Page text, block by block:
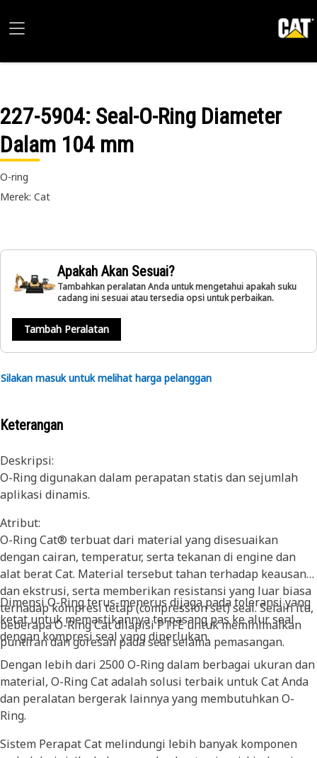
227-5904: Seal-O-Ring Diameter
Dalam 104 mm
O-ring
Merek: Cat
Apakah Akan Sesuai?
Tambahkan peralatan Anda untuk mengetahui apakah suku
cadang ini sesuai atau tersedia opsi untuk perbaikan.
Tambah Peralatan
Silakan masuk untuk melihat harga pelanggan
Keterangan
Deskripsi:
O-Ring digunakan dalam perapatan statis dan sejumlah
aplikasi dinamis.
Atribut:
O-Ring Cat® terbuat dari material yang disesuaikan
dengan cairan, temperatur, serta tekanan di engine dan
alat berat Cat. Material tersebut tahan terhadap keausan
dan ekstrusi, serta memberikan resistansi yang luar biasa
terhadap kompresi tetap (compression set) seal. Selain itu,
beberapa O-Ring Cat dilapisi PTFE untuk meminimalkan
puntiran dan goresan pada seal selama pemasangan.
Dimensi O-Ring terus-menerus dijaga pada toleransi yang
ketat untuk memastikannya terpasang pas ke alur seal
dengan kompresi seal yang diperlukan.
Dengan lebih dari 2500 O-Ring dalam berbagai ukuran dan
material, O-Ring Cat adalah solusi terbaik untuk Cat Anda
dan peralatan bergerak lainnya yang membutuhkan O-
Ring.
Sistem Perapat Cat melindungi lebih banyak komponen